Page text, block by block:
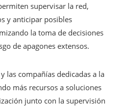
supervisar la red,
y anticipar posibles
la toma de decisiones
de apagones extensos.
las compañías dedicadas a la
más recursos a soluciones
junto con la supervisión